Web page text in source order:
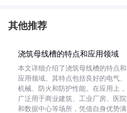
其他推荐
浇筑母线槽的特点和应用领域
本文详细介绍了浇筑母线槽的特点和
应用领域。其特点包括良好的电气、
机械、防火和防护性能。在应用上，
广泛用于商业建筑、工业厂房、医院
和数据中心等场所，凭借自身优势满